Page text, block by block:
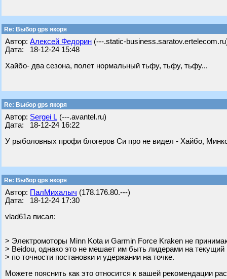
Re: Выбор gps якоря
Автор: Алексей Федорин (---.static-
Дата: 18-12-24 15:48
Хайбо- два сезона, полет нормальный тьфу, тьфу, тьфу...
Re: Выбор gps якоря
Автор: Sergei L (---.avantel.ru)
Дата: 18-12-24 16:22
У рыболовных профи блогеров Си про не видел - Хайбо,
Re: Выбор gps якоря
Автор: ПалМихалыч (178.176.80.---)
Дата: 18-12-24 17:30
vlad61a писал:
> Электромоторы Minn Kota и Garmin Force Kraken не
> Beidou, однако это не мешает им быть лидерами на текущий
> по точности постановки и удержании на точке.
Можете пояснить как это относится к вашей рекомендации